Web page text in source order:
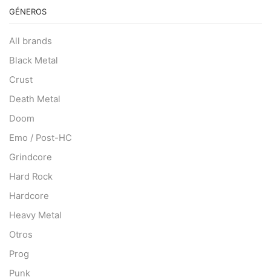
GÉNEROS
All brands
Black Metal
Crust
Death Metal
Doom
Emo / Post-HC
Grindcore
Hard Rock
Hardcore
Heavy Metal
Otros
Prog
Punk